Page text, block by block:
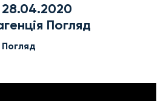
28.04.2020
Погляд